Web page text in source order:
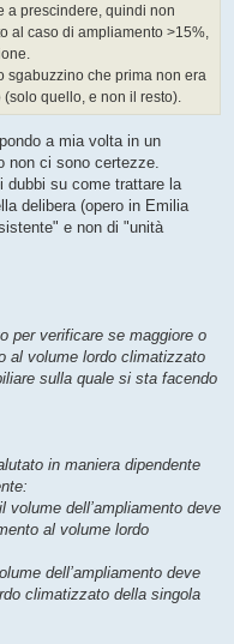
a prescindere, quindi non
al caso di ampliamento >15%,
sgabuzzino che prima non era
quello, e non il resto).
a mia volta in un
non ci sono certezze.
dubbi su come trattare la
delibera (opero in Emilia
e non di "unità
per verificare se maggiore o
al volume lordo climatizzato
sulla quale si sta facendo
in maniera dipendente
dell’ampliamento deve
al volume lordo
dell’ampliamento deve
climatizzato della singola